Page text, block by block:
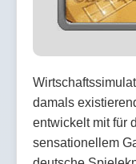
damals
entwickelt mit für
sensationellem